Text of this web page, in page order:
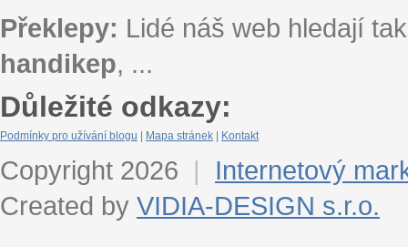
Překlepy: Lidé náš web hledají
handikep, ...
Důležité odkazy:
Podmínky pro užívání blogu Mapa stránek Kontakt
Copyright 2026 |
Internetový
Created by VIDIA-DESIGN s.r.o.